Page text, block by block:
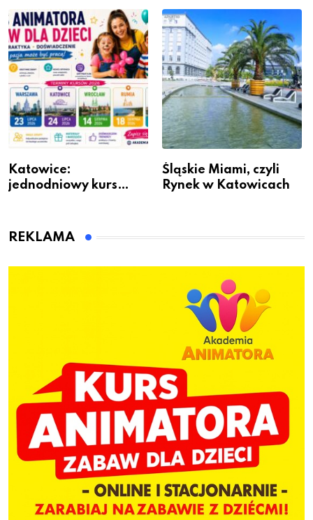
Katowice:
jednodniowy kurs
dzieci
Śląskie Miami, czyli
Rynek w Katowicach
REKLAMA